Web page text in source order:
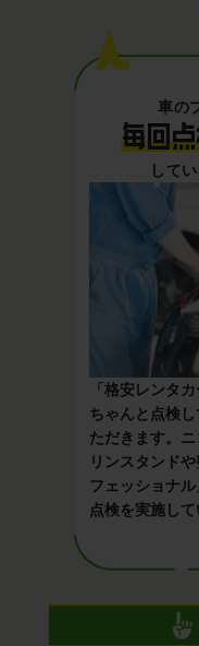
A.
車の
毎回
して
「格安レンタ
ちゃんと点検
ただきます。
リンスタンド
フェッショナ
点検を実施して